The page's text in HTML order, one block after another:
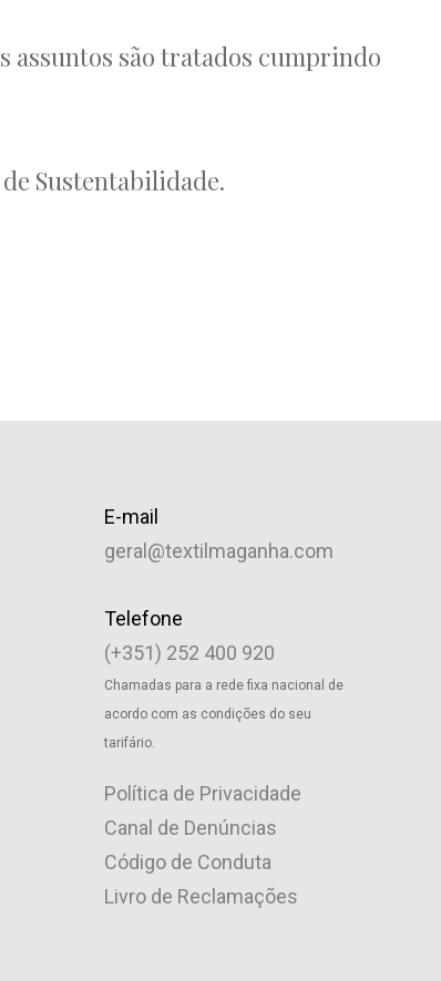
assuntos são tratados cumprindo
Sustentabilidade.
E-mail
geral@textilmaganha.com
Telefone
(+351) 252 400 920
Chamadas para a rede fixa nacional de
acordo com as condições do seu
tarifário.
Política de Privacidade
Canal de Denúncias
Código de Conduta
Livro de Reclamações